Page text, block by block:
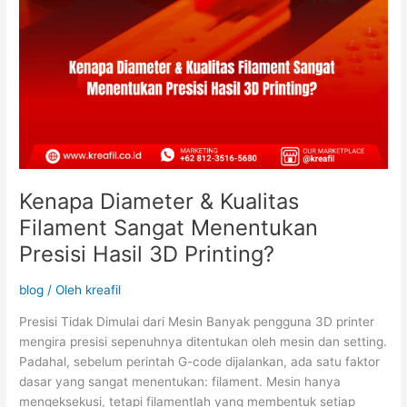
Kenapa Diameter & Kualitas
Filament Sangat Menentukan
Presisi Hasil 3D Printing?
blog / Oleh kreafil
Presisi Tidak Dimulai dari Mesin Banyak pengguna 3D printer
mengira presisi sepenuhnya ditentukan oleh mesin dan setting.
Padahal, sebelum perintah G-code dijalankan, ada satu faktor
dasar yang sangat menentukan: filament. Mesin hanya
mengeksekusi, tetapi filamentlah yang membentuk setiap
Printing?